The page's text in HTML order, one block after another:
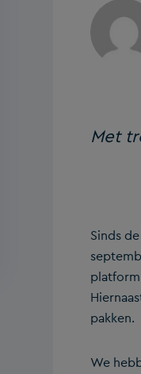
Met
Sinds
pakken.
We